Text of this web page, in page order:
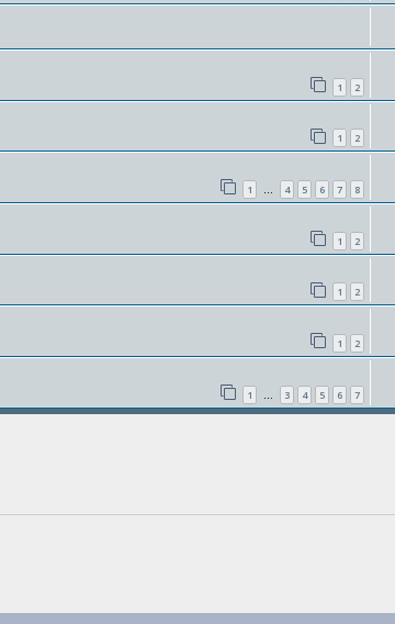
1 2
1 2
1 … 4 5 6 7 8
1 2
1 2
1 2
1 3 4 5 6 7